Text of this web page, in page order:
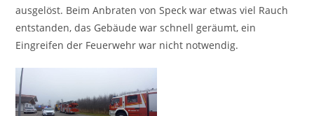
ausgelöst. Beim Anbraten von Speck war etwas viel Rauch
entstanden, das Gebäude war schnell geräumt, ein
Eingreifen der Feuerwehr war nicht notwendig.